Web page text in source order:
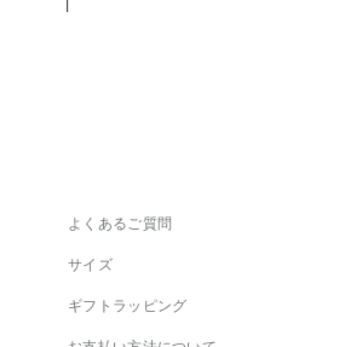
よくあるご質問
サイズ
ギフトラッピング